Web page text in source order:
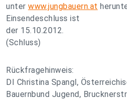
unter www.jungbauern.at
Einsendeschluss ist
der 15.10.2012.
(Schluss)
Rückfragehinweis:
DI Christina Spangl,
Bauernbund Jugend,